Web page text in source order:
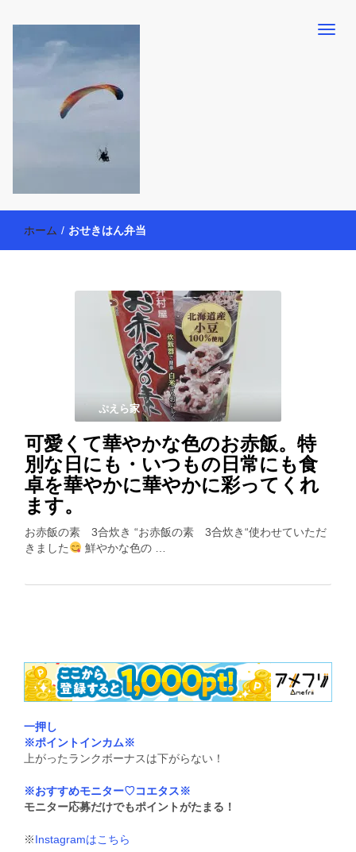
働く母の40代を楽しむ方法
ー活動を通して、豊かな生活を楽しんでいます。懸賞やモニター生
活だけでなく、大好きな【旅行・温泉・食育・美容健康アイテム探
索】も全力で楽しみます。
ホーム / おせきはん弁当
ぷえら家
可愛くて華やかな色のお赤飯。特
別な日にも・いつもの日常にも食
卓を華やかに華やかに彩ってくれ
ます。
お赤飯の素 3合炊き “お赤飯の素 3合炊き“使わせていただ
きました
鮮やかな色の …
一押し
※ポイントインカム※
上がったランクボーナスは下がらない！
※おすすめモニター♡コエタス※
モニター応募だけでもポイントがたまる！
※Instagramはこちら